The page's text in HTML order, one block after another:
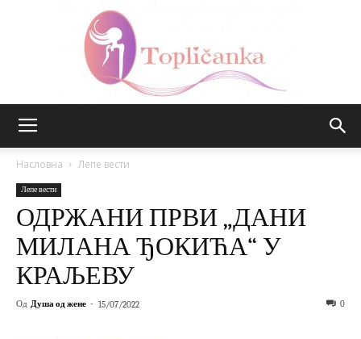
Насловна Лепе вести
Лепе вести
ОДРЖАНИ ПРВИ „ДАНИ
МИЛАНА ЂОКИЋА“ У
КРАЉЕВУ
Од Душа од жене - 15/07/2022 0